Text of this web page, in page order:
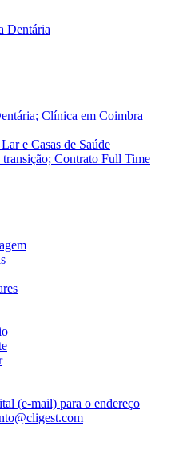
Dentária
Clínica em Coimbra
e Casas de Saúde
Contrato Full Time
(e-mail) para o endereço